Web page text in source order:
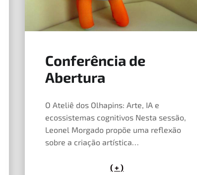
Conferência de
Abertura
O Ateliê dos Olhapins: Arte, IA e
ecossistemas cognitivos Nesta sessão,
Leonel Morgado propõe uma reflexão
sobre a criação artística…
( + )
15 de Maio, 2026